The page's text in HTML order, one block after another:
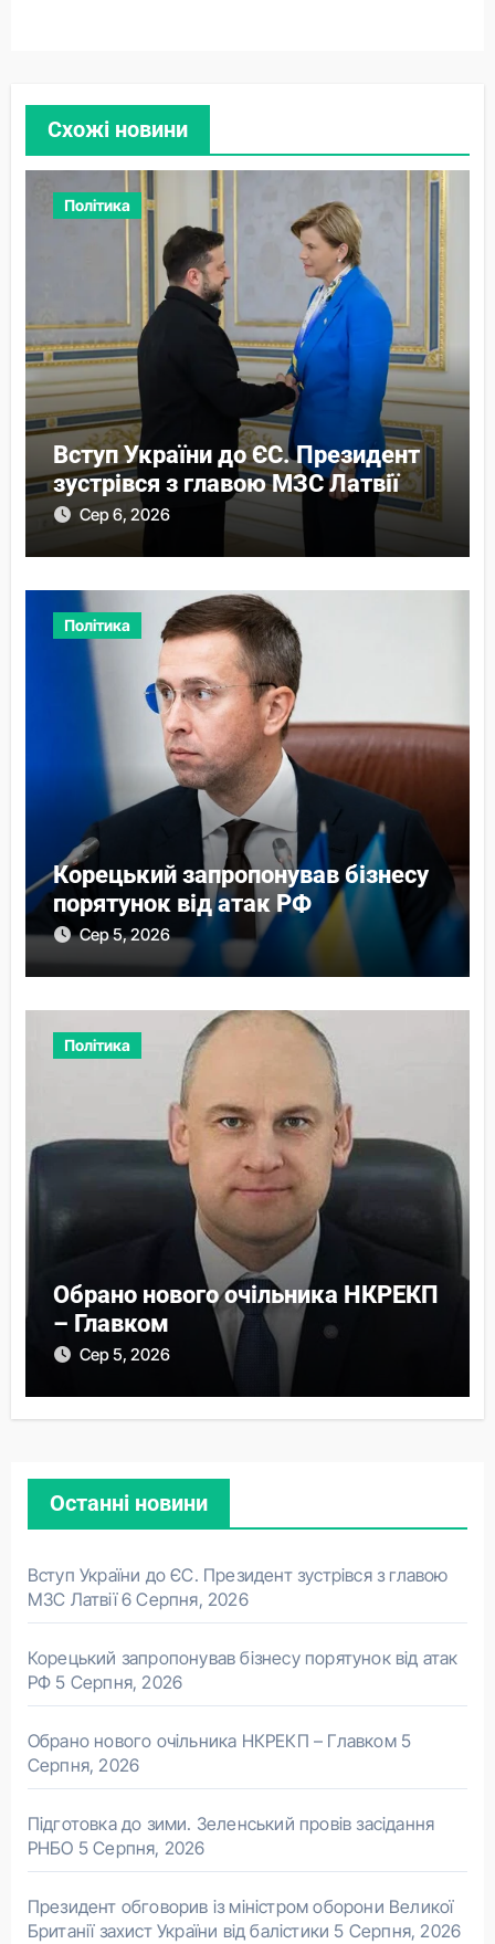
Схожі новини
Політика
Вступ України до ЄС. Президент
зустрівся з главою МЗС Латвії
Сер 6, 2026
Політика
Корецький запропонував бізнесу
порятунок від атак РФ
Сер 5, 2026
Політика
Обрано нового очільника НКРЕКП
– Главком
Сер 5, 2026
Останні новини
Вступ України до ЄС. Президент зустрівся з главою
МЗС Латвії 6 Серпня, 2026
Корецький запропонував бізнесу порятунок від атак
РФ 5 Серпня, 2026
Обрано нового очільника НКРЕКП – Главком 5
Серпня, 2026
Підготовка до зими. Зеленський провів засідання
РНБО 5 Серпня, 2026
Президент обговорив із міністром оборони Великої
Британії захист України від балістики 5 Серпня, 2026